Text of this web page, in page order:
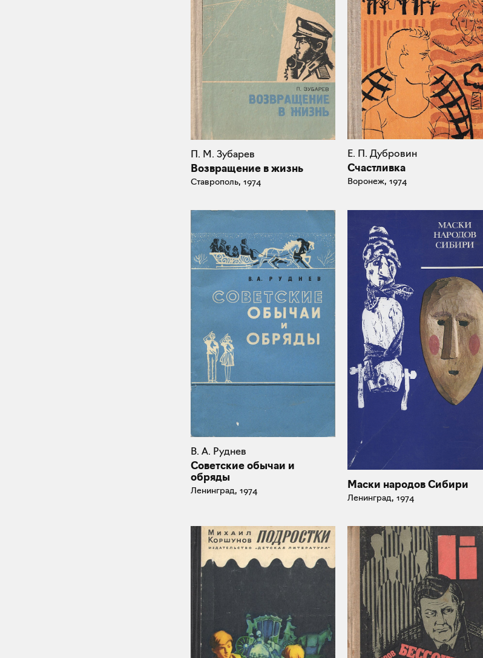
П. М. Зубарев
Возвращение в жизнь
Ставрополь, 1974
Е. П. Дубровин
Счастливка
Воронеж, 1974
В. А. Руднев
Советские обычаи и
обряды
Ленинград, 1974
Маски народов Сибири
Ленинград, 1974